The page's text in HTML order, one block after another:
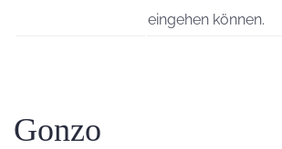
eingehen können.
Gonzo